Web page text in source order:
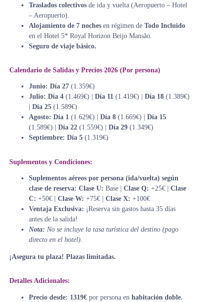
Traslados colectivosde ida y vuelta (Aeropuerto – Hotel
– Aeropuerto).
Alojamiento de 7 nochesen régimen de Todo Incluido
en el Hotel 5* Royal Horizon Beijo Mansão.
Seguro de viaje básico.
Calendario de Salidas y Precios 2026 (Por persona)
Junio: Día 27(1.359€)
Julio: Día 4(1.469€) | Día 11(1.419€) | Día 18(1.389€)
| Día 25(1.589€)
Agosto: Día 1(1.629€) | Día 8(1.669€) | Día 15
(1.589€) | Día 22(1.559€) | Día 29(1.349€)
Septiembre: Día 5(1.319€)
Suplementos y Condiciones:
Suplementos aéreos por persona (ida/vuelta) según
clase de reserva: Clase U: Base | Clase Q: +25€ | Clase
C: +50€ | Clase W: +75€ | Clase X: +100€
Ventaja Exclusiva: ¡Reserva sin gastos hasta 35 días
antes de la salida!
Nota: No se incluye la tasa turística del destino (pago
directo en el hotel).
¡Asegura tu plaza! Plazas limitadas.
Detalles Adicionales:
Precio desde: 1319€por persona en habitación doble.